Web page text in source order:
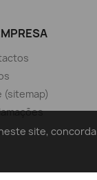
(sitemap)
site,